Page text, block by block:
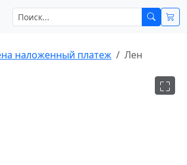
наложенный платеж Лен